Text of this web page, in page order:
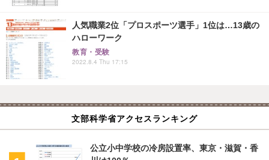
人気職業2位「プロスポーツ選手」1位は…13歳の
ハローワーク
教育・受験
2022.8.4 Thu 17:15
文部科学省アクセスランキング
公立小中学校の冷房設置率、東京・滋賀・香